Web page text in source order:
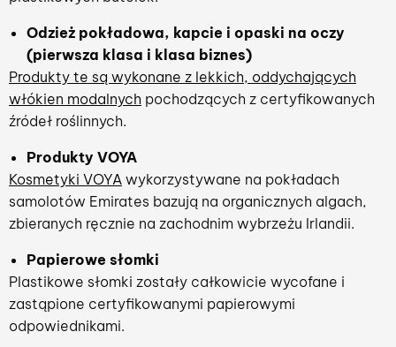
Odzież pokładowa, kapcie i opaski na oczy
(pierwsza klasa i klasa biznes)
Produkty te są wykonane z lekkich, oddychających
włókien modalnych pochodzących z certyfikowanych
źródeł roślinnych.
Produkty VOYA
Kosmetyki VOYA wykorzystywane na pokładach
samolotów Emirates bazują na organicznych algach,
zbieranych ręcznie na zachodnim wybrzeżu Irlandii.
Papierowe słomki
Plastikowe słomki zostały całkowicie wycofane i
zastąpione certyfikowanymi papierowymi
odpowiednikami.